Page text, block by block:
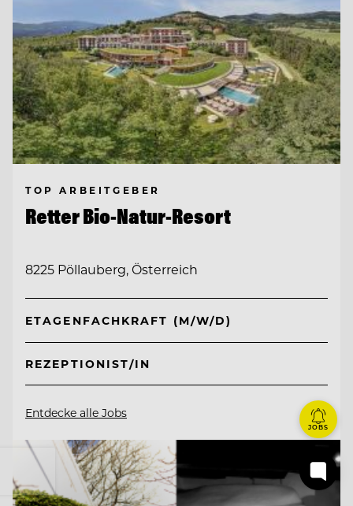
TOP ARBEITGEBER
Retter Bio-Natur-Resort
8225 Pöllauberg, Österreich
ETAGENFACHKRAFT (M/W/D)
REZEPTIONIST/IN
Entdecke alle Jobs
JOBS